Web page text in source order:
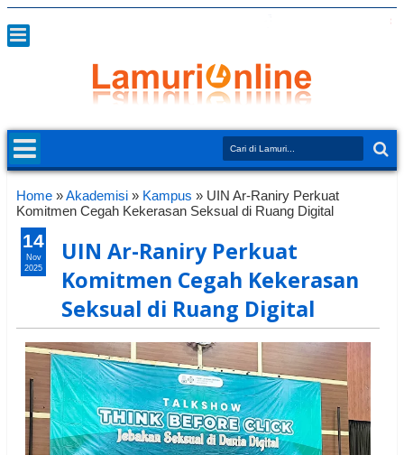
Home »Akademisi » Kampus » UIN Ar-Raniry Perkuat
Komitmen Cegah Kekerasan Seksual di Ruang Digital
UIN Ar-Raniry Perkuat
Komitmen Cegah Kekerasan
Seksual di Ruang Digital
14
Nov
2025